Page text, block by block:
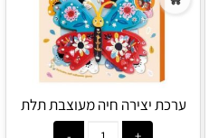
ערכת יצירה חיה מעוצבת תלת
מימדית לתליה - פרפר - Avenir